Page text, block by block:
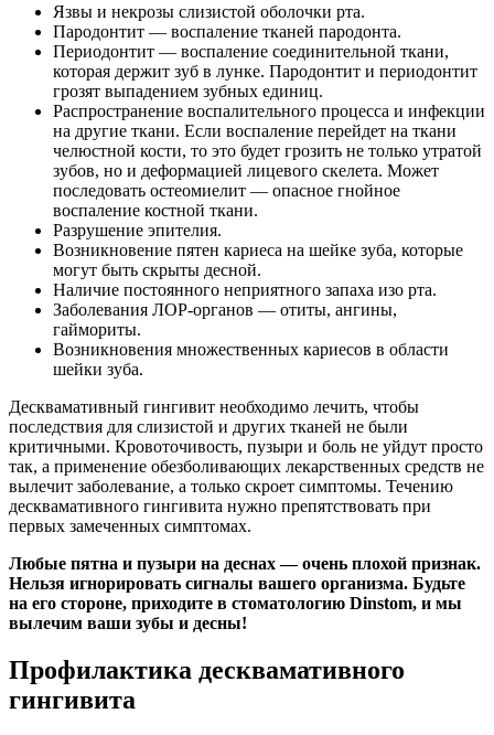
Язвы и некрозы слизистой оболочки рта.
Пародонтит — воспаление тканей пародонта.
Периодонтит — воспаление соединительной ткани,
которая держит зуб в лунке. Пародонтит и периодонтит
грозят выпадением зубных единиц.
Распространение воспалительного процесса и инфекции
на другие ткани. Если воспаление перейдет на ткани
челюстной кости, то это будет грозить не только утратой
зубов, но и деформацией лицевого скелета. Может
последовать остеомиелит — опасное гнойное
воспаление костной ткани.
Разрушение эпителия.
Возникновение пятен кариеса на шейке зуба, которые
могут быть скрыты десной.
Наличие постоянного неприятного запаха изо рта.
Заболевания ЛОР-органов — отиты, ангины,
гаймориты.
Возникновения множественных кариесов в области
шейки зуба.
Десквамативный гингивит необходимо лечить, чтобы
последствия для слизистой и других тканей не были
критичными. Кровоточивость, пузыри и боль не уйдут просто
так, а применение обезболивающих лекарственных средств не
вылечит заболевание, а только скроет симптомы. Течению
десквамативного гингивита нужно препятствовать при
первых замеченных симптомах.
Любые пятна и пузыри на деснах — очень плохой признак.
Нельзя игнорировать сигналы вашего организма. Будьте
на его стороне, приходите в стоматологию Dinstom, и мы
вылечим ваши зубы и десны!
Профилактика десквамативного
гингивита